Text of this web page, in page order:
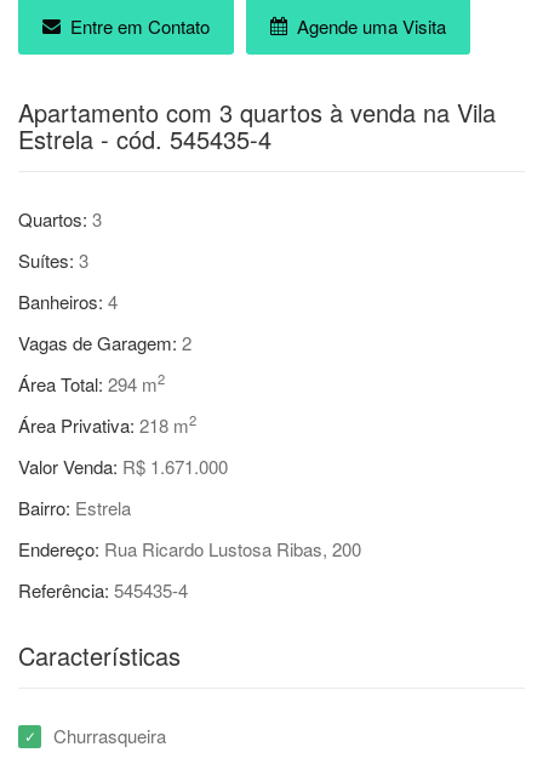
Entre em Contato Agende uma Visita
Apartamento com 3 quartos à venda na Vila
Estrela - cód. 545435-4
Quartos: 3
Suítes: 3
Banheiros: 4
Vagas de Garagem: 2
Área Total: 294 m2
Área Privativa: 218 m2
Valor Venda: R$ 1.671.000
Bairro: Estrela
Endereço: Rua Ricardo Lustosa Ribas, 200
Referência: 545435-4
Características
Churrasqueira